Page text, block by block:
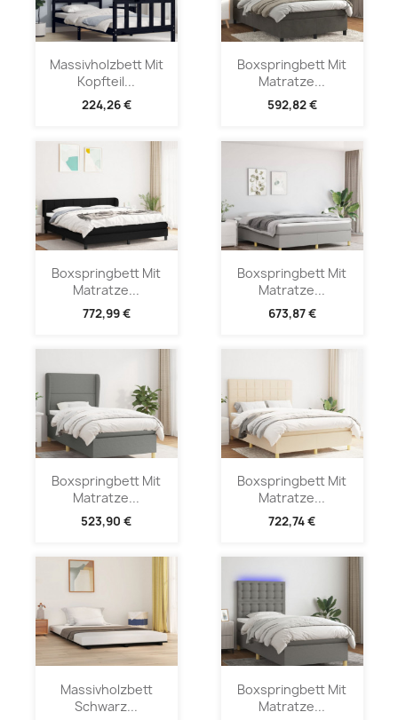
Massivholzbett Mit
Kopfteil...
224,26 €
Boxspringbett Mit
Matratze...
592,82 €
Boxspringbett Mit
Matratze...
772,99 €
Boxspringbett Mit
Matratze...
673,87 €
Boxspringbett Mit
Matratze...
523,90 €
Boxspringbett Mit
Matratze...
722,74 €
Massivholzbett
Schwarz...
Boxspringbett Mit
Matratze...